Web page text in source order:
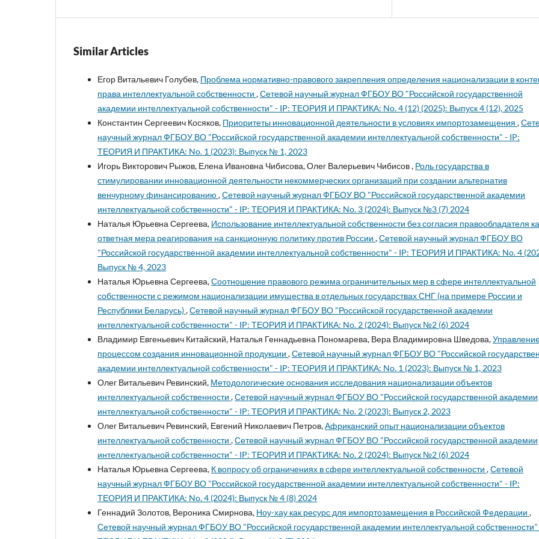
Similar Articles
Егор Витальевич Голубев, Проблема нормативно-правового закрепления определения национализации в
права интеллектуальной собственности ,Сетевой научный журнал ФГБОУ ВО "Российской государственной
академии интеллектуальной собственности" - IP: ТЕОРИЯ И ПРАКТИКА: No. 4 (12) (2025): Выпуск 4 (12), 2025
Константин Сергеевич Косяков, Приоритеты инновационной деятельности в условиях импортозамещения ,
научный журнал ФГБОУ ВО "Российской государственной академии интеллектуальной собственности" - IP:
ТЕОРИЯ И ПРАКТИКА: No. 1 (2023): Выпуск № 1, 2023
Игорь Викторович Рыжов, Елена Ивановна Чибисова, Олег Валерьевич Чибисов , Роль государства в
стимулировании инновационной деятельности некоммерческих организаций при создании альтернатив
венчурному финансированию ,Сетевой научный журнал ФГБОУ ВО "Российской государственной академии
интеллектуальной собственности" - IP: ТЕОРИЯ И ПРАКТИКА: No. 3 (2024): Выпуск №3 (7) 2024
Наталья Юрьевна Сергеева, Использование интеллектуальной собственности без согласия правообладателя
ответная мера реагирования на санкционную политику против России ,Сетевой научный журнал ФГБОУ ВО
"Российской государственной академии интеллектуальной собственности" - IP: ТЕОРИЯ И ПРАКТИКА: No. 4
Выпуск № 4, 2023
Наталья Юрьевна Сергеева,Соотношение правового режима ограничительных мер в сфере интеллектуальной
собственности с режимом национализации имущества в отдельных государствах СНГ (на примере России и
Республики Беларусь),Сетевой научный журнал ФГБОУ ВО "Российской государственной академии
интеллектуальной собственности" - IP: ТЕОРИЯ И ПРАКТИКА: No. 2 (2024): Выпуск №2 (6) 2024
Владимир Евгеньевич Китайский, Наталья Геннадьевна Пономарева, Вера Владимировна Шведова,
процессом создания инновационной продукции ,Сетевой научный журнал ФГБОУ ВО "Российской
академии интеллектуальной собственности" - IP: ТЕОРИЯ И ПРАКТИКА: No. 1 (2023): Выпуск № 1, 2023
Олег Витальевич Ревинский, Методологические основания исследования национализации объектов
интеллектуальной собственности ,Сетевой научный журнал ФГБОУ ВО "Российской государственной академии
интеллектуальной собственности" - IP: ТЕОРИЯ И ПРАКТИКА: No. 2 (2023): Выпуск 2, 2023
Олег Витальевич Ревинский, Евгений Николаевич Петров,Африканский опыт национализации объектов
интеллектуальной собственности ,Сетевой научный журнал ФГБОУ ВО "Российской государственной академии
интеллектуальной собственности" - IP: ТЕОРИЯ И ПРАКТИКА: No. 2 (2024): Выпуск №2 (6) 2024
Наталья Юрьевна Сергеева, К вопросу об ограничениях в сфере интеллектуальной собственности ,Сетевой
научный журнал ФГБОУ ВО "Российской государственной академии интеллектуальной собственности" - IP:
ТЕОРИЯ И ПРАКТИКА: No. 4 (2024): Выпуск № 4 (8) 2024
Геннадий Золотов, Вероника Смирнова, Ноу-хау как ресурс для импортозамещения в Российской Федерации ,
Сетевой научный журнал ФГБОУ ВО "Российской государственной академии интеллектуальной собственности"